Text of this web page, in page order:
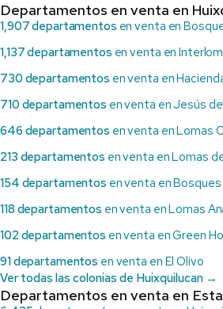
Departamentos en venta en
1,907 departamentos en venta en
1,137 departamentos en venta en
730 departamentos en venta en
710 departamentos en venta en Jesús
646 departamentos en venta en Lomas
213 departamentos en venta en Lomas
154 departamentos en venta en
118 departamentos en venta en Lomas
102 departamentos en venta en Green
91 departamentos en venta en El Olivo
Ver todas las colonias de Huixquilucan →
Departamentos en venta en